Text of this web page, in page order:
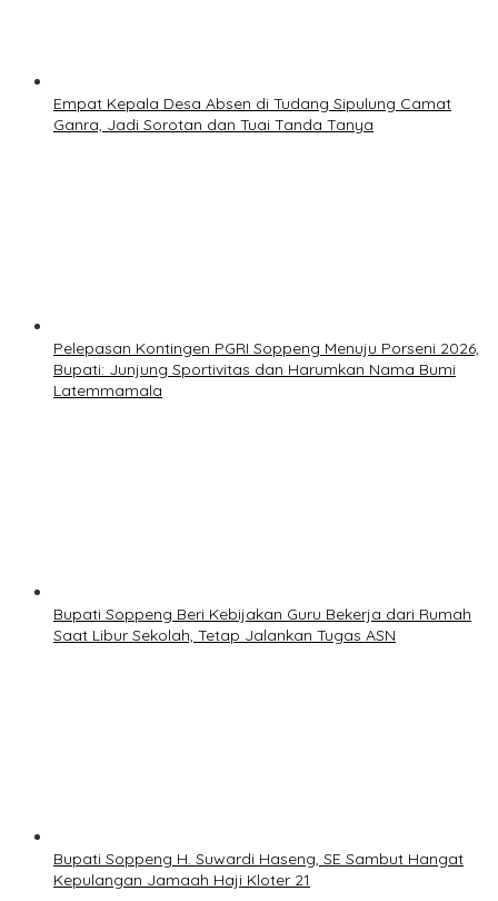
Empat Kepala Desa Absen di Tudang Sipulung Camat
Ganra, Jadi Sorotan dan Tuai Tanda Tanya
Pelepasan Kontingen PGRI Soppeng Menuju Porseni 2026,
Bupati: Junjung Sportivitas dan Harumkan Nama Bumi
Latemmamala
Bupati Soppeng Beri Kebijakan Guru Bekerja dari Rumah
Saat Libur Sekolah, Tetap Jalankan Tugas ASN
Bupati Soppeng H. Suwardi Haseng, SE Sambut Hangat
Kepulangan Jamaah Haji Kloter 21